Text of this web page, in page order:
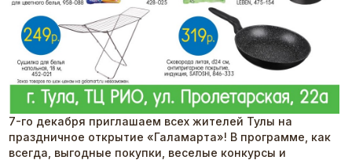
7-го декабря приглашаем всех жителей Тулы на
праздничное открытие «Галамарта»! В программе, как
всегда, выгодные покупки, веселые конкурсы и